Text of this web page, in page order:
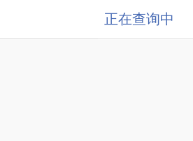
正在查询中